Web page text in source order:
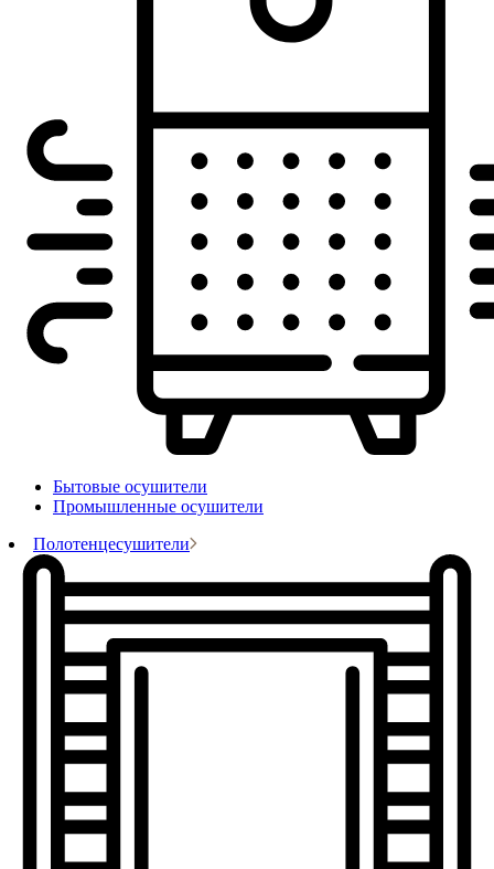
Бытовые осушители
Промышленные осушители
Полотенцесушители